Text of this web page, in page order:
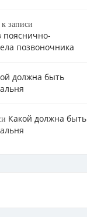
к записи
пояснично-
позвоночника
должна быть
Какой должна быть